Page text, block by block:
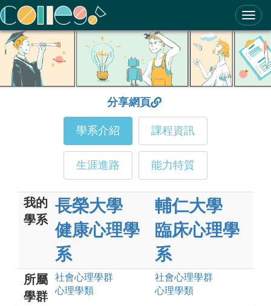
ColleGo! 大學選才與高中育才輔助系統
分享網頁
學系介紹 課程資訊
生涯進路 能力特質
我的
學系
長榮大學
健康心理學
系
輔仁大學
臨床心理學
系
所屬
學群
社會心理學群
心理學類
社會心理學群
心理學類